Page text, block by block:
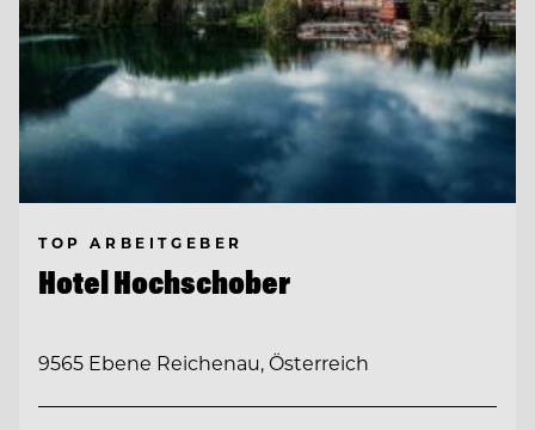
TOP ARBEITGEBER
Hotel Hochschober
9565 Ebene Reichenau, Österreich